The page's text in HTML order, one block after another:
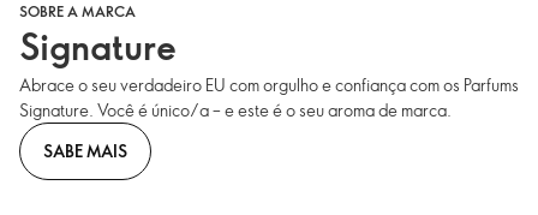
SOBRE A MARCA
Signature
Abrace o seu verdadeiro EU com orgulho e confiança com os Parfums
Signature. Você é único/a – e este é o seu aroma de marca.
SABE MAIS